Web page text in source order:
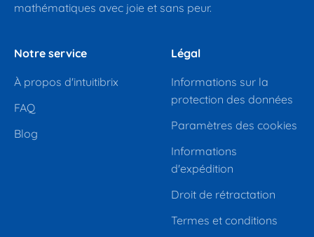
mathématiques avec joie et sans peur.
Notre service
À propos d'intuitibrix
FAQ
Blog
Légal
Informations sur la
protection des données
Paramètres des cookies
Informations
d'expédition
Droit de rétractation
Termes et conditions